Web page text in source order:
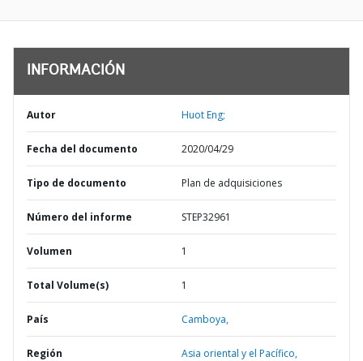
INFORMACIÓN
Autor Huot Eng;
Fecha del documento 2020/04/29
Tipo de documento Plan de adquisiciones
Número del informe STEP32961
Volumen 1
Total Volume(s) 1
País Camboya,
Región Asia oriental y el Pacífico,